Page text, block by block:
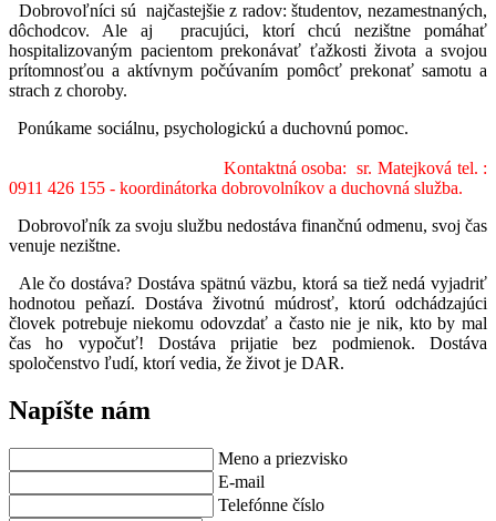
Dobrovoľníci sú najčastejšie z radov: študentov, nezamestnaných,
dôchodcov. Ale aj pracujúci, ktorí chcú nezištne pomáhať
hospitalizovaným pacientom prekonávať ťažkosti života a svojou
prítomnosťou a aktívnym počúvaním pomôcť prekonať samotu a
strach z choroby.
Ponúkame sociálnu, psychologickú a duchovnú pomoc.
Kontaktná osoba: sr. Matejková tel. :
0911 426 155 - koordinátorka dobrovolníkov a duchovná služba.
Dobrovoľník za svoju službu nedostáva finančnú odmenu, svoj čas
venuje nezištne.
Ale čo dostáva? Dostáva spätnú väzbu, ktorá sa tiež nedá vyjadriť
hodnotou peňazí. Dostáva životnú múdrosť, ktorú odchádzajúci
človek potrebuje niekomu odovzdať a často nie je nik, kto by mal
čas ho vypočuť! Dostáva prijatie bez podmienok. Dostáva
spoločenstvo ľudí, ktorí vedia, že život je DAR.
Napíšte nám
Meno a priezvisko
E-mail
Telefónne číslo